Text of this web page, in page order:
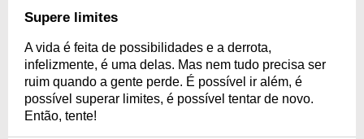
Supere limites
A vida é feita de possibilidades e a derrota,
infelizmente, é uma delas. Mas nem tudo precisa ser
ruim quando a gente perde. É possível ir além, é
possível superar limites, é possível tentar de novo.
Então, tente!